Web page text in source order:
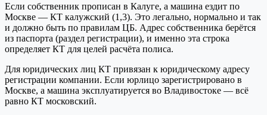
Если собственник прописан в Калуге, а машина ездит по
Москве — КТ калужский (1,3). Это легально, нормально и так
и должно быть по правилам ЦБ. Адрес собственника берётся
из паспорта (раздел регистрации), и именно эта строка
определяет КТ для целей расчёта полиса.
Для юридических лиц КТ привязан к юридическому адресу
регистрации компании. Если юрлицо зарегистрировано в
Москве, а машина эксплуатируется во Владивостоке — всё
равно КТ московский.